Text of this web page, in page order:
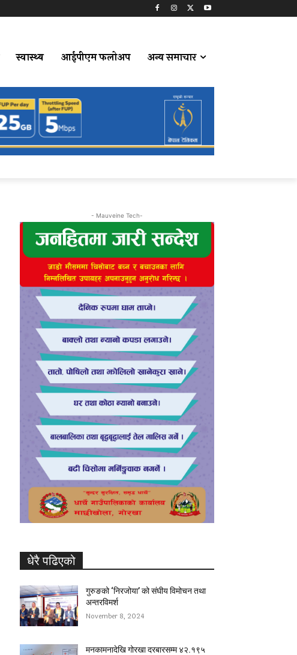
स्वास्थ्य आईपीएम फलोअप अन्य समाचार
- Mauveine Tech-
धेरै पढिएको
गुरुङको ‘निरजोया’ को संघीय विमोचन तथा
अन्तरविमर्श
November 8, 2024
मनकामनादेखि गोरखा दरबारसम्म ४२.१९५